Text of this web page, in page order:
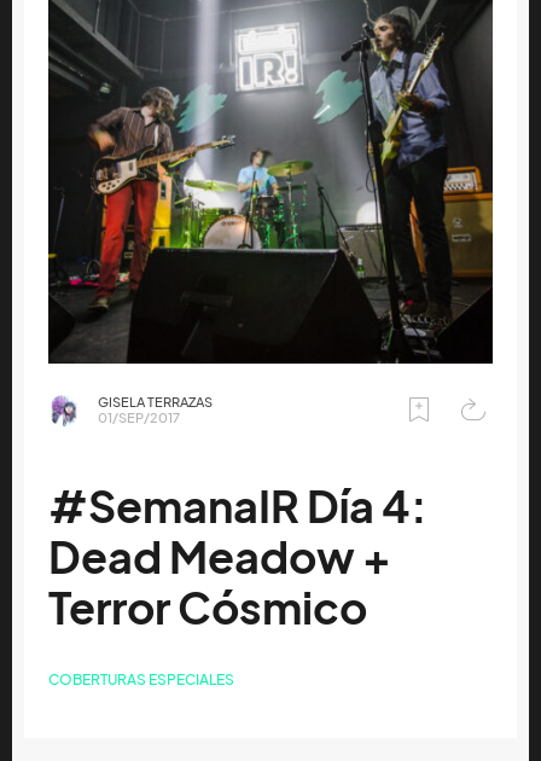
GISELA TERRAZAS
01/SEP/2017
#SemanaIR Día 4:
Dead Meadow +
Terror Cósmico
COBERTURAS ESPECIALES